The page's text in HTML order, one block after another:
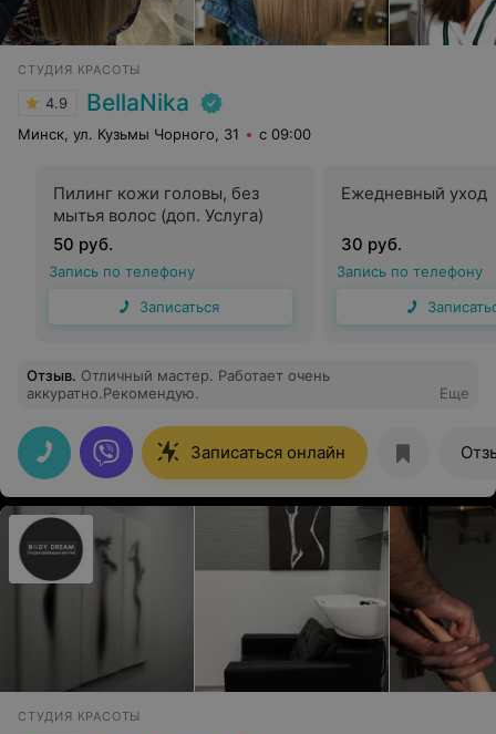
СТУДИЯ КРАСОТЫ
4.9 BellaNika
Минск, ул. Кузьмы Чорного, 31 с 09:00
Пилинг кожи головы, без
мытья волос (доп. Услуга)
50 руб.
Запись по телефону
Записаться
Ежедневный уход
30 руб.
Запись по телефону
Отзыв. Отличный мастер. Работает очень
аккуратно.Рекомендую.
Еще
Записаться онлайн
СТУДИЯ КРАСОТЫ